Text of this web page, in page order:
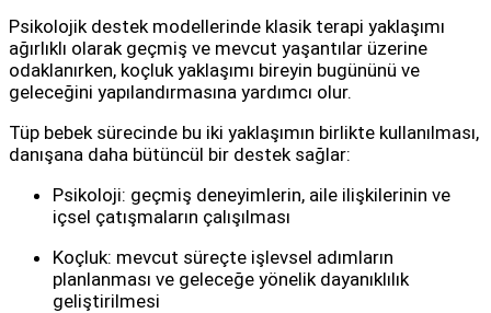
Psikolojik destek modellerinde klasik terapi yaklaşımı
ağırlıklı olarak geçmiş ve mevcut yaşantılar üzerine
odaklanırken, koçluk yaklaşımı bireyin bugününü ve
geleceğini yapılandırmasına yardımcı olur.
Tüp bebek sürecinde bu iki yaklaşımın birlikte kullanılması,
danışana daha bütüncül bir destek sağlar:
Psikoloji: geçmiş deneyimlerin, aile ilişkilerinin ve
içsel çatışmaların çalışılması
Koçluk: mevcut süreçte işlevsel adımların
planlanması ve geleceğe yönelik dayanıklılık
geliştirilmesi